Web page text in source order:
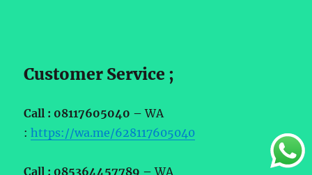
Customer Service ;
Call : 08117605040 –WA
:https://wa.me/628117605040
Call : 085364457789 –WA